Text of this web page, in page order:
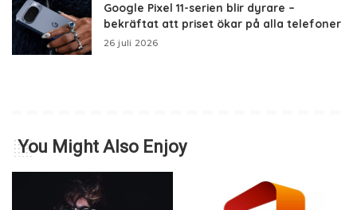
Google Pixel 11-serien blir dyrare –
bekräftat att priset ökar på alla telefoner
26 juli 2026
You Might Also Enjoy